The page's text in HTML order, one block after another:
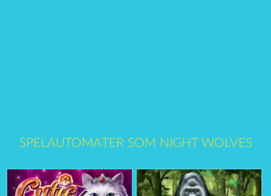
SPELAUTOMATER SOM NIGHT WOLVES